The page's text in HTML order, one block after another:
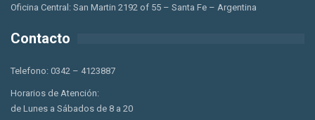
Oficina Central: San Martin 2192 of 55 – Santa Fe – Argentina
Contacto
Telefono: 0342 – 4123887
Horarios de Atención:
de Lunes a Sábados de 8 a 20